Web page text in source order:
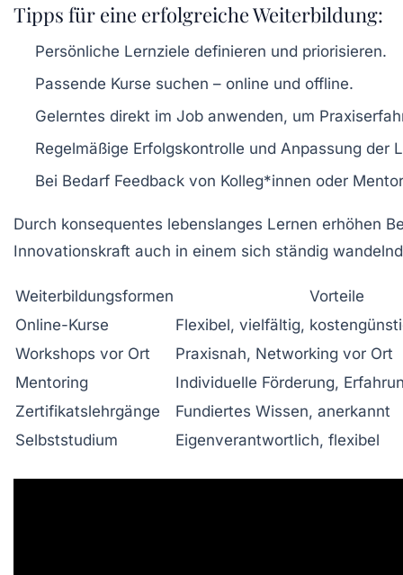
Tipps für eine erfolgreiche Weiterbildung:
Persönliche Lernziele definieren und priorisieren.
Passende Kurse suchen – online und offline.
Gelerntes direkt im Job anwenden, um
Regelmäßige Erfolgskontrolle und Anpassung der
Bei Bedarf Feedback von Kolleg*innen oder
Durch konsequentes lebenslanges Lernen erhöhen
Innovationskraft auch in einem sich ständig
Weiterbildungsformen
Vorteile
Online-Kurse
Flexibel, vielfältig,
Workshops vor Ort
Praxisnah, Networking vor Ort
Mentoring
Individuelle Förderung,
Zertifikatslehrgänge
Fundiertes Wissen, anerkannt
Selbststudium
Eigenverantwortlich, flexibel